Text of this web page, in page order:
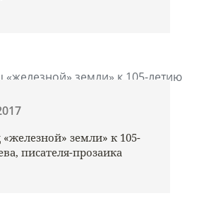
земли» к 105-
писателя-прозаика